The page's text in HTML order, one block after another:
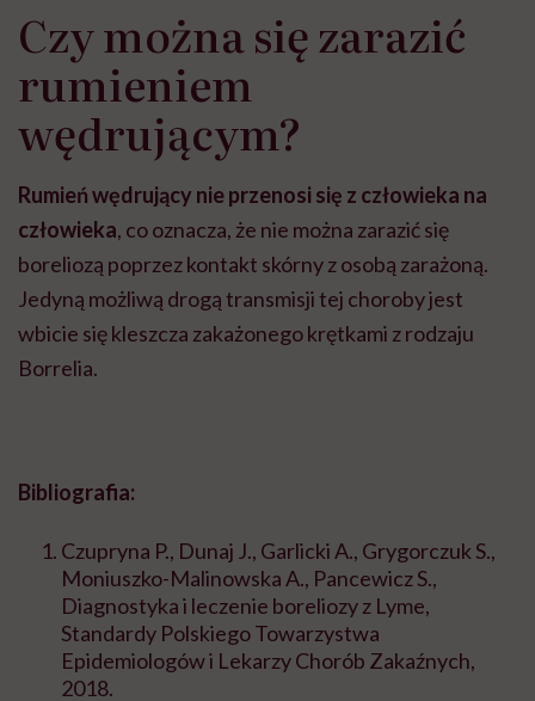
Czy można się zarazić
rumieniem
wędrującym?
Rumień wędrujący nie przenosi się z człowieka na
człowieka, co oznacza, że nie można zarazić się
boreliozą poprzez kontakt skórny z osobą zarażoną.
Jedyną możliwą drogą transmisji tej choroby jest
wbicie się kleszcza zakażonego krętkami z rodzaju
Borrelia.
Bibliografia:
Czupryna P., Dunaj J., Garlicki A., Grygorczuk S.,
Moniuszko-Malinowska A., Pancewicz S.,
Diagnostyka i leczenie boreliozy z Lyme,
Standardy Polskiego Towarzystwa
Epidemiologów i Lekarzy Chorób Zakaźnych,
2018.